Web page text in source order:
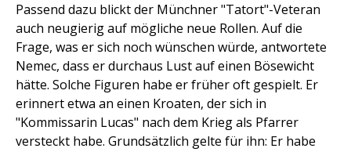
Passend dazu blickt der Münchner "Tatort"-Veteran
auch neugierig auf mögliche neue Rollen. Auf die
Frage, was er sich noch wünschen würde, antwortete
Nemec, dass er durchaus Lust auf einen Bösewicht
hätte. Solche Figuren habe er früher oft gespielt. Er
erinnert etwa an einen Kroaten, der sich in
"Kommissarin Lucas" nach dem Krieg als Pfarrer
versteckt habe. Grundsätzlich gelte für ihn: Er habe